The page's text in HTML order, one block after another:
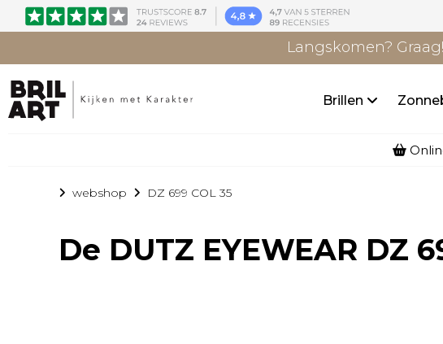
Langskomen?
Brillen
webshop DZ 699 COL 35
De DUTZ EYEWEAR DZ